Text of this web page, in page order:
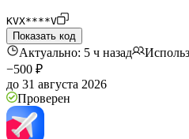
KVX****V
Показать код
Актуально: 5 ч назад
−500 ₽
до 31 августа 2026
Проверен